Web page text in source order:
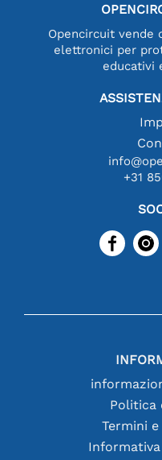
Opencircuit vende
elettronici per
educativi
+31
Politica
Termini